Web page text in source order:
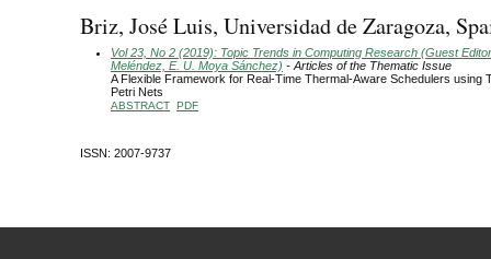
Briz, José Luis, Universidad de Zaragoza,
Vol 23, No 2 (2019): Topic Trends in Computing Research (Guest
Meléndez, E. U. Moya Sánchez) - Articles of the Thematic Issue
A Flexible Framework for Real-Time Thermal-Aware Schedulers using
Petri Nets
ABSTRACT PDF
ISSN: 2007-9737